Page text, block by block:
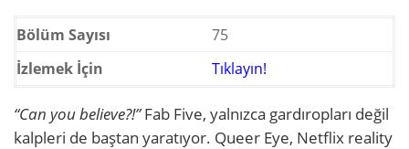
Bölüm Sayısı
75
İzlemek İçin
Tıklayın!
“Can you believe?!”Fab Five, yalnızca gardıropları değil
kalpleri de baştan yaratıyor. Queer Eye, Netflix reality